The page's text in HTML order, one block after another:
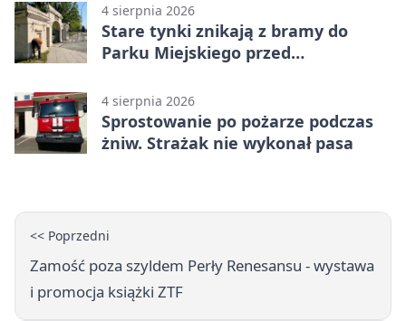
4 sierpnia 2026
Stare tynki znikają z bramy do
Parku Miejskiego przed
4 sierpnia 2026
Sprostowanie po pożarze podczas
żniw. Strażak nie wykonał pasa
<< Poprzedni
Zamość poza szyldem Perły Renesansu - wystawa
i promocja książki ZTF